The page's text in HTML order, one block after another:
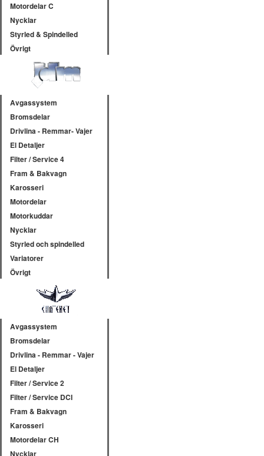
Motordelar C
Nycklar
Styrled & Spindelled
Övrigt
Avgassystem
Bromsdelar
Drivlina - Remmar- Vajer
El Detaljer
Filter / Service 4
Fram & Bakvagn
Karosseri
Motordelar
Motorkuddar
Nycklar
Styrled och spindelled
Variatorer
Övrigt
Avgassystem
Bromsdelar
Drivlina - Remmar - Vajer
El Detaljer
Filter / Service 2
Filter / Service DCI
Fram & Bakvagn
Karosseri
Motordelar CH
Nycklar